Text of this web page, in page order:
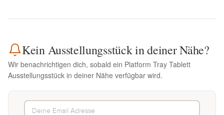
Kein Ausstellungsstück in deiner Nähe?
Wir benachrichtigen dich, sobald ein Platform Tray Tablett
Ausstellungsstück in deiner Nähe verfügbar wird.